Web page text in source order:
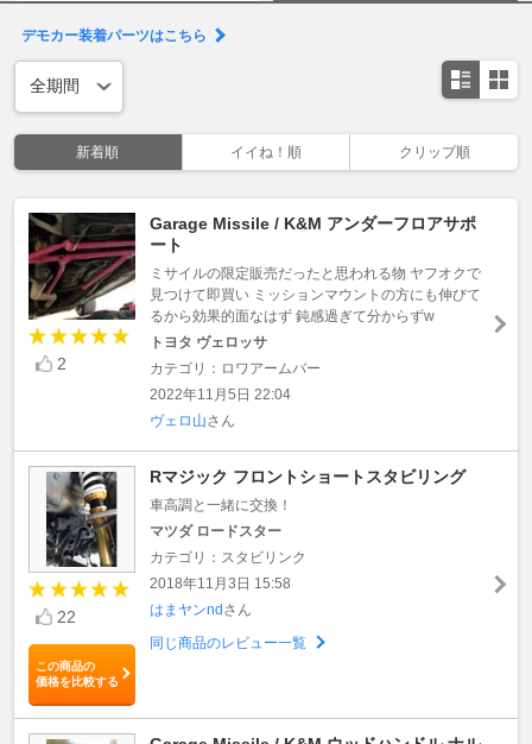
デモカー装着パーツはこちら
新着順 イイね！順 クリップ順
2
Garage Missile / K&M アンダーフロアサポ
ート
ミサイルの限定販売だったと思われる物 ヤフオクで
見つけて即買い ミッションマウントの方にも伸びて
るから効果的面なはず 鈍感過ぎて分からずw
トヨタ ヴェロッサ
カテゴリ：ロワアームバー
2022年11月5日 22:04
ヴェロ山さん
22
この商品の
価格を比較する
Rマジック フロントショートスタビリング
車高調と一緒に交換！
マツダ ロードスター
カテゴリ：スタビリンク
2018年11月3日 15:58
はまヤンndさん
同じ商品のレビュー一覧